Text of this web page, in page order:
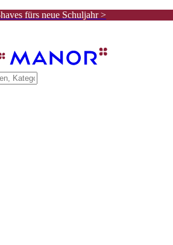
fürs neue Schuljahr >